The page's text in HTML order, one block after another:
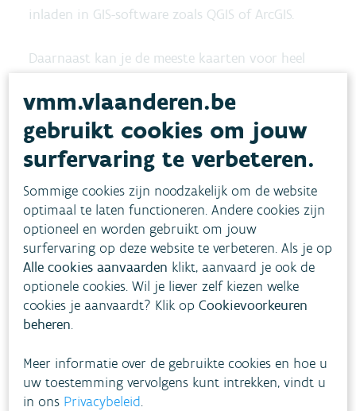
inladen in GIS-software zoals QGIS of ArcGIS.
Daarnaast kan je de meeste kaarten voor heel
door hun hoge resolutie erg omvangrijk. De
zwaarste kaarten bieden we daarom (enkel) per
gemeente als download aan.
Voorbeeldweergave
Voorbeeld catalogus klimaatkaarten
vmm.vlaanderen.be
gebruikt cookies om jouw
surfervaring te verbeteren.
Sommige cookies zijn noodzakelijk om de website
optimaal te laten functioneren. Andere cookies zijn
optioneel en worden gebruikt om jouw
surfervaring op deze website te verbeteren. Als je op
Alle cookies aanvaarden klikt, aanvaard je ook de
optionele cookies. Wil je liever zelf kiezen welke
cookies je aanvaardt? Klik opCookievoorkeuren
beheren.
Meer informatie over de gebruikte cookies en hoe u
uw toestemming vervolgens kunt intrekken, vindt u
in ons Privacybeleid.